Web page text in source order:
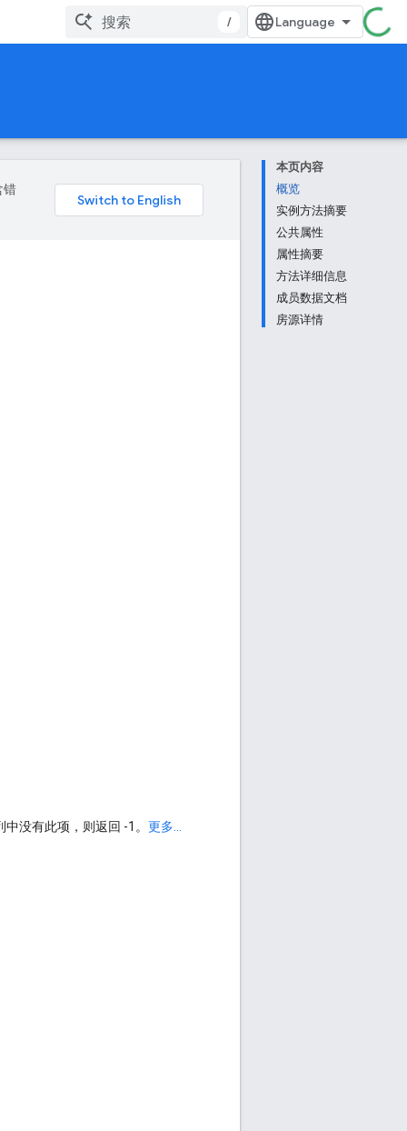
/
本页内容
概览
实例方法摘要
公共属性
属性摘要
方法详细信息
成员数据文档
房源详情
错
没有此项，则返回 -1。 更多...